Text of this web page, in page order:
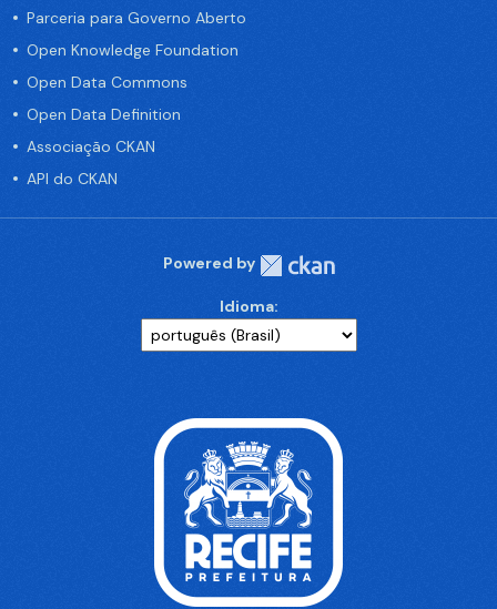
Parceria para Governo Aberto
Open Knowledge Foundation
Open Data Commons
Open Data Definition
Associação CKAN
API do CKAN
Powered by
Idioma